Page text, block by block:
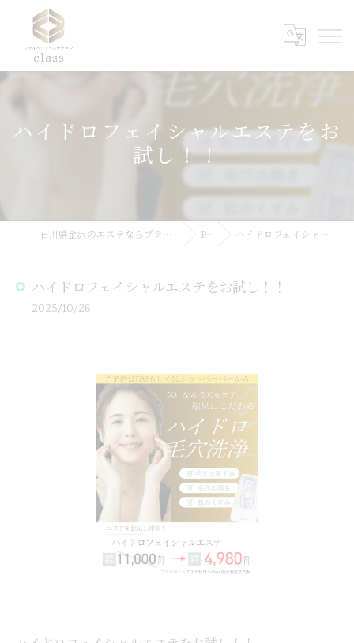
ハイドロフェイシャルエステをお
試し！！
石川県金沢のエステならプライベートエステサロンclass Blog ハイドロフェイシャルエステをお試し！！
ハイドロフェイシャルエステをお試し！！
2025/10/26